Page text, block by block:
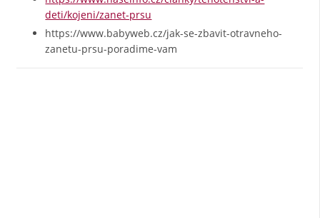
deti/kojeni/zanet-prsu
https://www.babyweb.cz/jak-se-zbavit-otravneho-
zanetu-prsu-poradime-vam